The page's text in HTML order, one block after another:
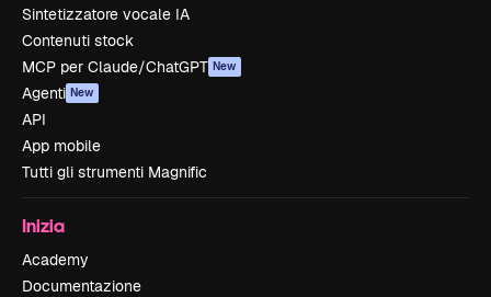
Sintetizzatore vocale IA
Contenuti stock
MCP per Claude/ChatGPT New
Agenti New
API
App mobile
Tutti gli strumenti Magnific
Inizia
Academy
Documentazione